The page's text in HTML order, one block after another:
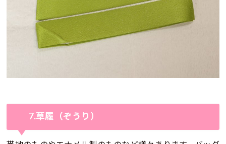
7.草履（ぞうり）